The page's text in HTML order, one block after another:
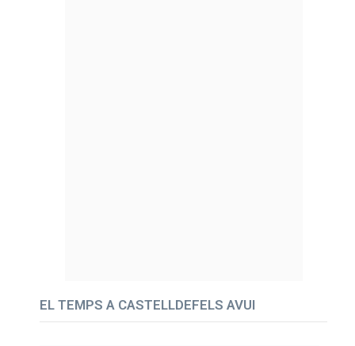
EL TEMPS A CASTELLDEFELS AVUI